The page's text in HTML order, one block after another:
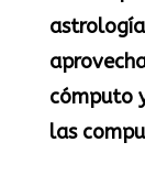
cómputo
las